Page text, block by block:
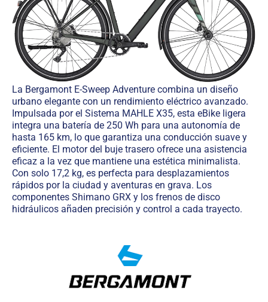
La Bergamont E-Sweep Adventure combina un diseño
urbano elegante con un rendimiento eléctrico avanzado.
Impulsada por el Sistema MAHLE X35, esta eBike ligera
integra una batería de 250 Wh para una autonomía de
hasta 165 km, lo que garantiza una conducción suave y
eficiente. El motor del buje trasero ofrece una asistencia
eficaz a la vez que mantiene una estética minimalista.
Con solo 17,2 kg, es perfecta para desplazamientos
rápidos por la ciudad y aventuras en grava. Los
componentes Shimano GRX y los frenos de disco
hidráulicos añaden precisión y control a cada trayecto.